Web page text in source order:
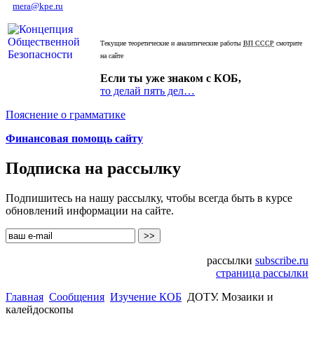
mera@kpe.ru
Текущие теоретические и аналитические работы ВП СССР смотрите
на сайте
Если ты уже знаком с КОБ,
то делай пять дел…
Пояснение о грамматике
Финансовая помощь сайту
Подписка на рассылку
Подпишитесь на нашу рассылку, чтобы всегда быть в курсе
обновлений информации на сайте.
рассылки subscribe.ru
страница рассылки
Главная Сообщения Изучение КОБ ДОТУ. Мозаики и
калейдоскопы